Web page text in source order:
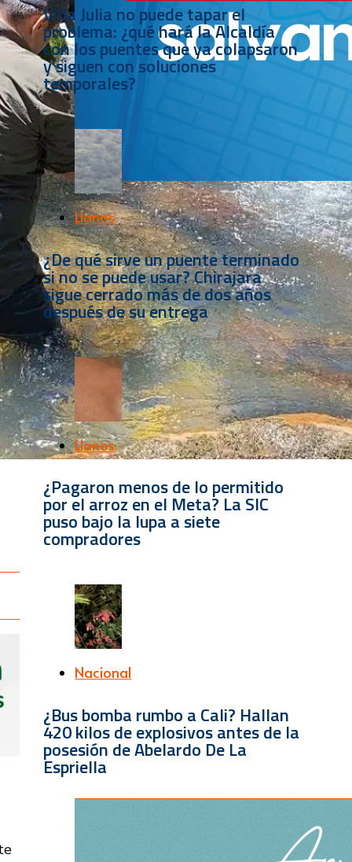
Villa Julia no puede tapar el
problema: ¿qué hará la Alcaldía
con los puentes que ya colapsaron
y siguen con soluciones
temporales?
Llanos
¿De qué sirve un puente terminado
si no se puede usar? Chirajara
sigue cerrado más de dos años
después de su entrega
Llanos
¿Pagaron menos de lo permitido
por el arroz en el Meta? La SIC
puso bajo la lupa a siete
compradores
Nacional
¿Bus bomba rumbo a Cali? Hallan
420 kilos de explosivos antes de la
posesión de Abelardo De La
Espriella